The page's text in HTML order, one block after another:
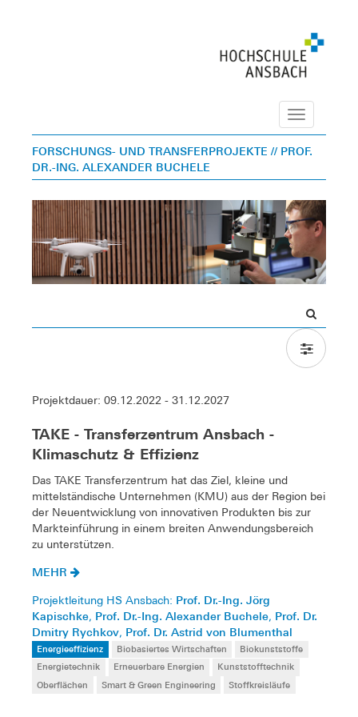
Navigation
FORSCHUNGS- UND TRANSFERPROJEKTE // PROF.
DR.-ING. ALEXANDER BUCHELE
Projektdauer: 09.12.2022 - 31.12.2027
TAKE - Transferzentrum Ansbach -
Klimaschutz & Effizienz
Das TAKE Transferzentrum hat das Ziel, kleine und
mittelständische Unternehmen (KMU) aus der Region bei
der Neuentwicklung von innovativen Produkten bis zur
Markteinführung in einem breiten Anwendungsbereich
zu unterstützen.
MEHR
Projektleitung HS Ansbach: Prof. Dr.-Ing. Jörg
Kapischke, Prof. Dr.-Ing. Alexander Buchele, Prof. Dr.
Dmitry Rychkov, Prof. Dr. Astrid von Blumenthal
Energieeffizienz Biobasiertes Wirtschaften
Biokunststoffe
Energietechnik
Erneuerbare Energien
Kunststofftechnik
Oberflächen
Smart & Green Engineering Stoffkreisläufe